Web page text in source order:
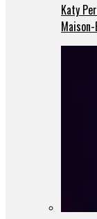
Katy